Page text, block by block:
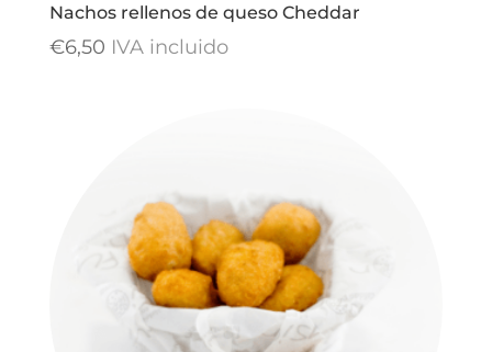
Nachos rellenos de queso Cheddar
€6,50 IVA incluido